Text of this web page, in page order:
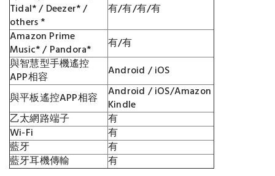
Tidal* / Deezer* /
others *
有/有/有/有
Amazon Prime
Music* / Pandora*
有/有
與智慧型手機遙控
APP相容
Android / iOS
與平板遙控APP相容
Android / iOS/Amazon
Kindle
乙太網路端子
有
Wi-Fi
有
藍牙
有
藍牙耳機傳輸
有